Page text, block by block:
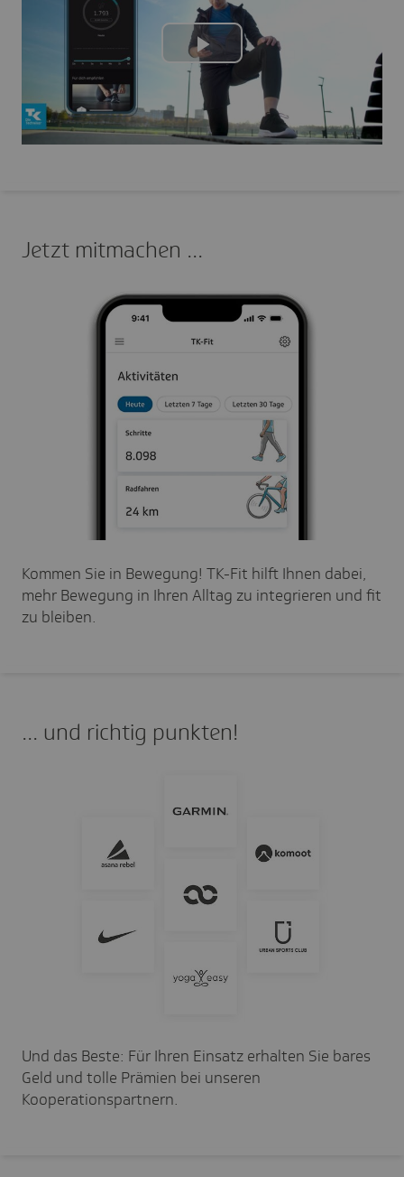
Play
Video
Jetzt mitma­chen ...
Kommen Sie in Bewegung! TK-Fit hilft Ihnen dabei,
mehr Bewegung in Ihren Alltag zu integrieren und fit
zu bleiben.
... und richtig punk­ten!
Und das Beste: Für Ihren Einsatz erhalten Sie bares
Geld und tolle Prämien bei unseren
Kooperationspartnern.